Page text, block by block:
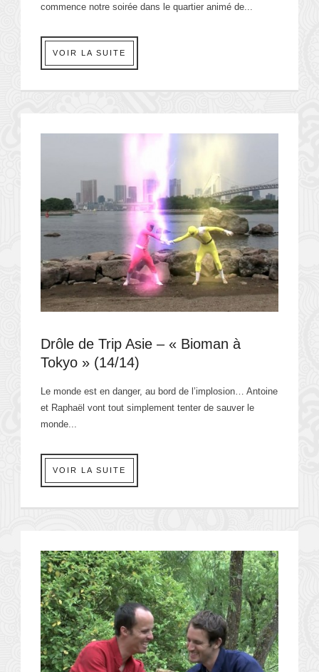
commence notre soirée dans le quartier animé de...
VOIR LA SUITE
Drôle de Trip Asie – « Bioman à
Tokyo » (14/14)
Le monde est en danger, au bord de l’implosion… Antoine
et Raphaël vont tout simplement tenter de sauver le
monde...
VOIR LA SUITE